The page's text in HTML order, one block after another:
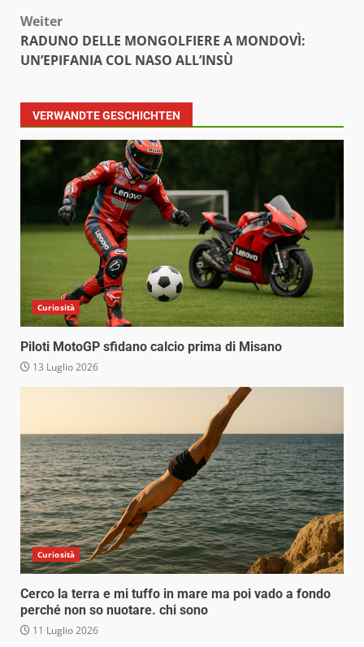
Weiter
RADUNO DELLE MONGOLFIERE A MONDOVÌ:
UN’EPIFANIA COL NASO ALL’INSÙ
VERWANDTE GESCHICHTEN
Curiosità
Piloti MotoGP sfidano calcio prima di Misano
13 Luglio 2026
Curiosità
Cerco la terra e mi tuffo in mare ma poi vado a fondo
perché non so nuotare. chi sono
11 Luglio 2026